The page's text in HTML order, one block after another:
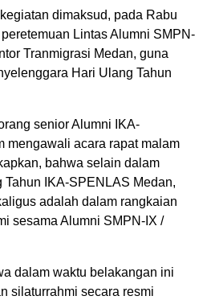
dimaksud, pada Rabu
Lintas Alumni SMPN-
Tranmigrasi Medan, guna
Hari Ulang Tahun
senior Alumni IKA-
mengawali acara rapat malam
bahwa selain dalam
IKA-SPENLAS Medan,
adalah dalam rangkaian
sesama Alumni SMPN-IX /
dalam waktu belakangan ini
silaturrahmi secara resmi